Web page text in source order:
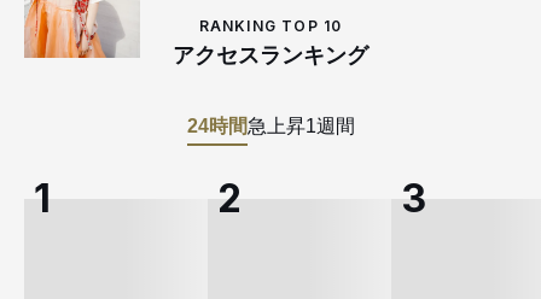
RANKING TOP 10
アクセスランキング
24時間急上昇1週間